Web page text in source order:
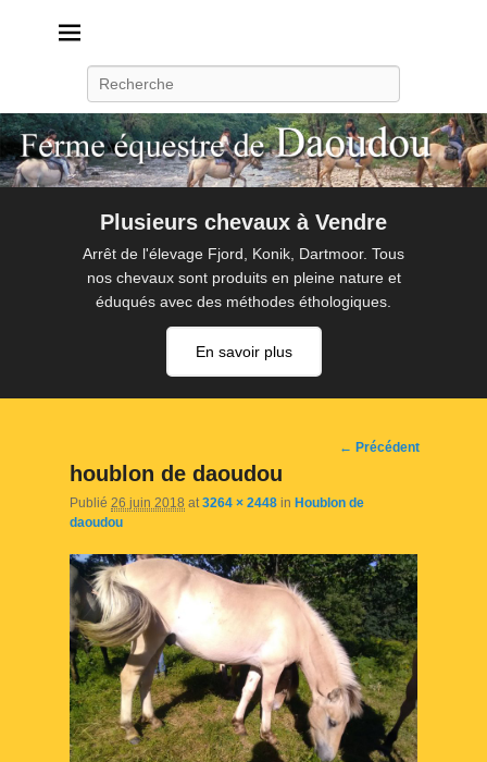
Plusieurs chevaux à Vendre
Arrêt de l'élevage Fjord, Konik, Dartmoor. Tous
nos chevaux sont produits en pleine nature et
éduqués avec des méthodes éthologiques.
En savoir plus
Navigation
← Précédent
houblon de daoudou
Publié 26 juin 2018 at 3264 × 2448 in Houblon de
daoudou